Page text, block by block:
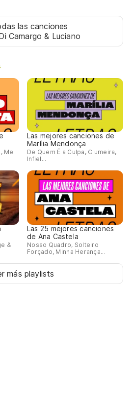
las canciones
Camargo & Luciano
Me
Las mejores canciones de
Marília Mendonça
De Quem É a Culpa, Ciumeira,
Infiel...
&
Las 25 mejores canciones
de Ana Castela
Nosso Quadro, Solteiro
Forçado, Minha Herança...
más playlists